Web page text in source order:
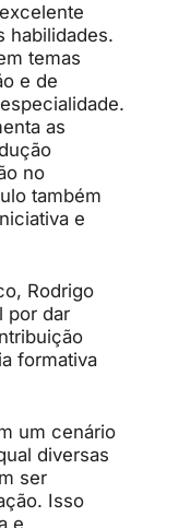
habilidades.
temas
e de
as
no
também
e
Rodrigo
por dar
formativa
um cenário
diversas
ser
Isso